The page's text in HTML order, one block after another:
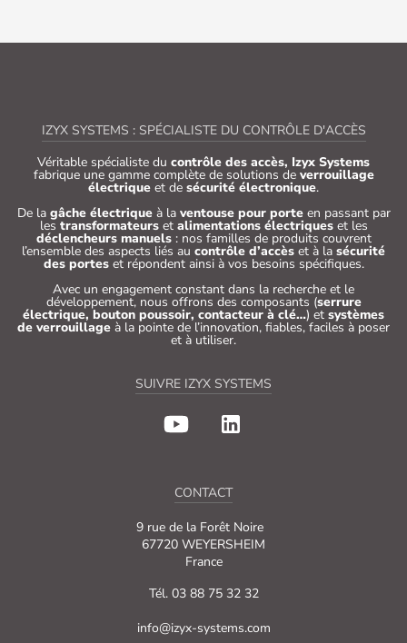
IZYX SYSTEMS : SPÉCIALISTE DU CONTRÔLE D'ACCÈS
Véritable spécialiste du contrôle des accès, Izyx Systems
fabrique une gamme complète de solutions de verrouillage
électrique et de sécurité électronique.
De la gâche électriqueà la ventouse pour porteen passant par
les transformateurset alimentations électriqueset les
déclencheurs manuels: nos familles de produits couvrent
l’ensemble des aspects liés au contrôle d’accès et à la sécurité
des porteset répondent ainsi à vos besoins spécifiques.
Avec un engagement constant dans la recherche et le
développement, nous offrons des composants (serrure
électrique, bouton poussoir, contacteur à clé…) et systèmes
de verrouillage à la pointe de l’innovation, fiables, faciles à poser
et à utiliser.
SUIVRE IZYX SYSTEMS
CONTACT
9 rue de la Forêt Noire
67720 WEYERSHEIM
France
Tél. 03 88 75 32 32
info@izyx-systems.com